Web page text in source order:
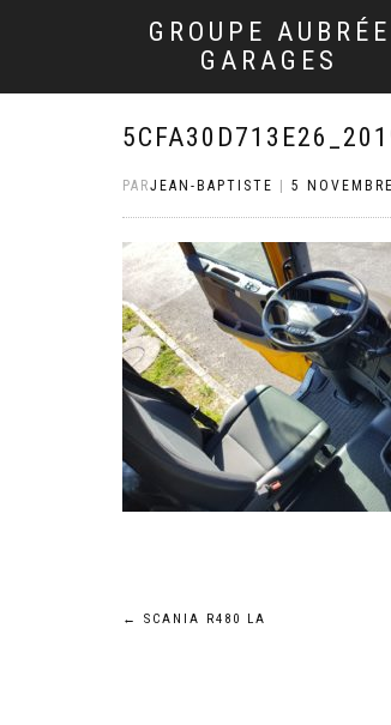
GROUPE AUBRÉE
GARAGES
PARJEAN-BAPTISTE 5
Navigation
← SCANIA R480 LA